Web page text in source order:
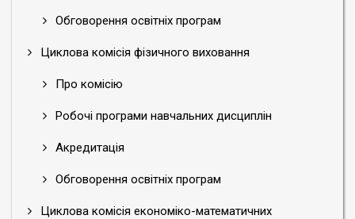
Обговорення освітніх програм
Циклова комісія фізичного виховання
Про комісію
Робочі програми навчальних дисциплін
Акредитація
Обговорення освітніх програм
Циклова комісія економіко-математичних